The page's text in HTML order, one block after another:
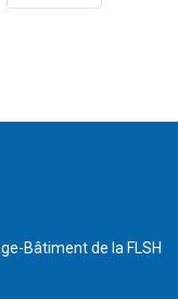
Bâtiment de la FLSH